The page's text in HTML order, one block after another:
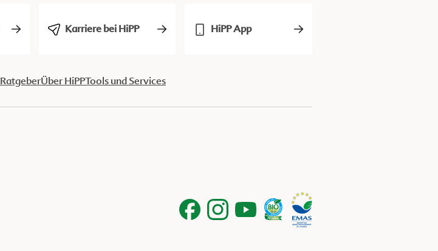
Karriere bei HiPP HiPP App
RatgeberÜber HiPPTools und Services